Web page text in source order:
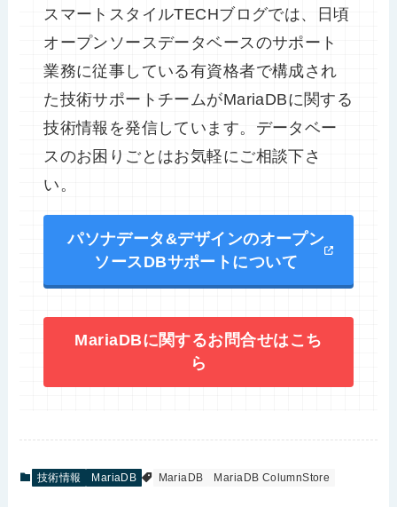
スマートスタイルTECHブログでは、日頃
オープンソースデータベースのサポート
業務に従事している有資格者で構成され
た技術サポートチームがMariaDBに関する
技術情報を発信しています。データベー
スのお困りごとはお気軽にご相談下さ
い。
パソナデータ&デザインのオープン
ソースDBサポートについて
MariaDBに関するお問合せはこち
ら
技術情報 MariaDB MariaDB MariaDB ColumnStore